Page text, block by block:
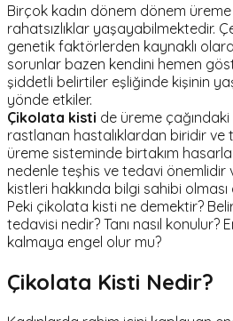
Birçok kadın dönem dönem üreme
rahatsızlıklar yaşayabilmektedir.
genetik faktörlerden kaynaklı
sorunlar bazen kendini hemen
şiddetli belirtiler eşliğinde kişinin
yönde etkiler.
Çikolata kisti de üreme
rastlanan hastalıklardan biridir ve
üreme sisteminde birtakım
nedenle teşhis ve tedavi önemlidir
kistleri hakkında bilgi sahibi olması
Peki çikolata kisti ne demektir?
tedavisi nedir? Tanı nasıl konulur?
kalmaya engel olur mu?
Çikolata Kisti Nedir?